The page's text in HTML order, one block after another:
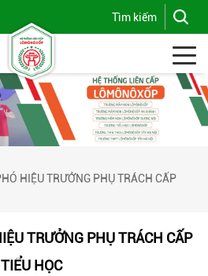
HIỆU TRƯỞNG PHỤ TRÁCH CẤP
TRƯỞNG PHỤ TRÁCH CẤP
TIỂU HỌC